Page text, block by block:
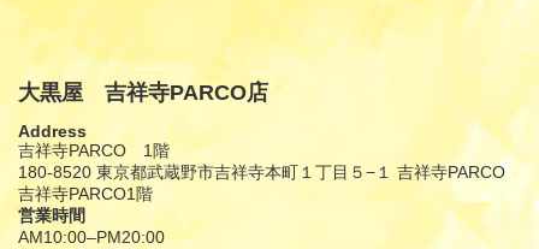
大黒屋 吉祥寺PARCO店
Address
吉祥寺PARCO 1階
180-8520 東京都武蔵野市吉祥寺本町１丁目５−１ 吉祥寺PARCO
吉祥寺PARCO1階
営業時間
AM10:00–PM20:00